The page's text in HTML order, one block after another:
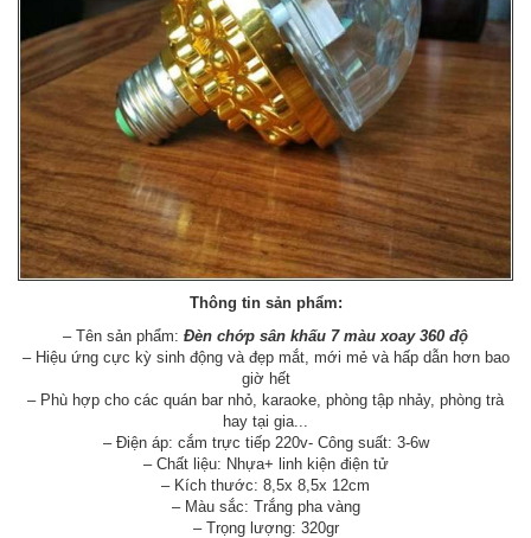
Thông tin sản phẩm:
– Tên sản phẩm: Đèn chớp sân khấu 7 màu xoay 360 độ
– Hiệu ứng cực kỳ sinh động và đẹp mắt, mới mẻ và hấp dẫn hơn bao
giờ hết
– Phù hợp cho các quán bar nhỏ, karaoke, phòng tập nhảy, phòng trà
hay tại gia...
– Điện áp: cắm trực tiếp 220v- Công suất: 3-6w
– Chất liệu: Nhựa+ linh kiện điện tử
– Kích thước: 8,5x 8,5x 12cm
– Màu sắc: Trắng pha vàng
– Trọng lượng: 320gr